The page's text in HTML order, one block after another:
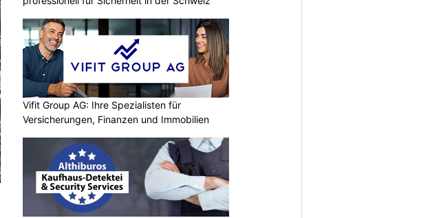
Vifit Group AG: Ihre Spezialisten für
Versicherungen, Finanzen und Immobilien